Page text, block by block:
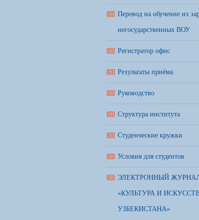
Перевод на обучение из
негосударственных ВОУ
Регистратор офис
Результаты приёма
Руководство
Структура института
Студенческие кружки
Условия для студентов
ЭЛЕКТРОННЫЙ
«КУЛЬТУРА И
УЗБЕКИСТАНА»